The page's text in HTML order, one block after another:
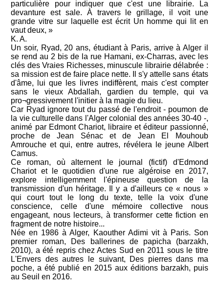
particulière pour indiquer que c'est une librairie. La
devanture est sale. À travers le grillage, il voit une
grande vitre sur laquelle est écrit Un homme qui lit en
vaut deux, »
K. A.
Un soir, Ryad, 20 ans, étudiant à Paris, arrive à Alger il
se rend au 2 bis de la rue Hamani, ex-Charras, avec les
clés des Vraies Richesses, minuscule librairie délabrée :
sa mission est de faire place nette. Il s'y attelle sans états
d'âme, lui que les livres indiffèrent, mais c'est compter
sans le vieux Abdallah, gardien du temple, qui va
pro¬gressivement l'initier à la magie du lieu.
Car Ryad ignore tout du passé de l'endroit - poumon de
la vie culturelle dans l'Alger colonial des années 30-40 -,
animé par Edmont Chariot, libraire et éditeur passionné,
proche de Jean Sénac et de Jean El Mouhoub
Amrouche et qui, entre autres, révélera le jeune Albert
Camus.
Ce roman, où alternent le journal (fictif) d'Edmond
Chariot et le quotidien d'une rue algéroise en 2017,
explore intelligemment l'épineuse question de la
transmission d'un héritage. Il y a d'ailleurs ce « nous »
qui court tout le long du texte, telle la voix d'une
conscience, celle d'une mémoire collective nous
engageant, nous lecteurs, à transformer cette fiction en
fragment de notre histoire...
Née en 1986 à Alger, Kaouther Adimi vit à Paris. Son
premier roman, Des ballerines de papicha (barzakh,
2010), a été repris chez Actes Sud en 2011 sous le titre
L'Envers des autres le suivant, Des pierres dans ma
poche, a été publié en 2015 aux éditions barzakh, puis
au Seuil en 2016.